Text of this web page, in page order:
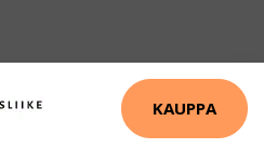
KAUPPA